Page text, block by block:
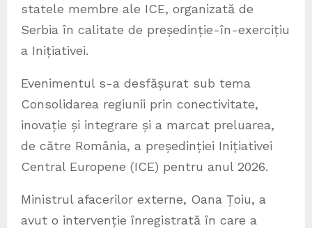
statele membre ale ICE, organizată de
Serbia în calitate de președinție-în-exercițiu
a Inițiativei.
Evenimentul s-a desfășurat sub tema
Consolidarea regiunii prin conectivitate,
inovație și integrare și a marcat preluarea,
de către România, a președinției Inițiativei
Central Europene (ICE) pentru anul 2026.
Ministrul afacerilor externe, Oana Țoiu, a
avut o intervenție înregistrată în care a